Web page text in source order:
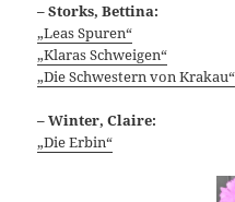
– Storks, Bettina:
„Leas Spuren“
„Klaras Schweigen“
„Die Schwestern von Krakau“
– Winter, Claire:
„Die Erbin“